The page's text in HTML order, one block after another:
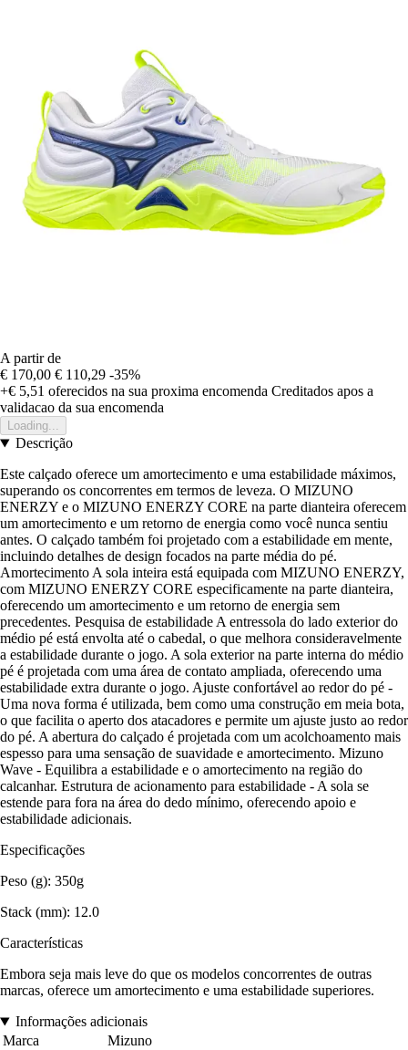
A partir de
€ 170,00 € 110,29 -35%
+€ 5,51 oferecidos na sua proxima encomenda Creditados apos a
validacao da sua encomenda
Loading...
Descrição
Este calçado oferece um amortecimento e uma estabilidade máximos,
superando os concorrentes em termos de leveza. O MIZUNO
ENERZY e o MIZUNO ENERZY CORE na parte dianteira oferecem
um amortecimento e um retorno de energia como você nunca sentiu
antes. O calçado também foi projetado com a estabilidade em mente,
incluindo detalhes de design focados na parte média do pé.
Amortecimento A sola inteira está equipada com MIZUNO ENERZY,
com MIZUNO ENERZY CORE especificamente na parte dianteira,
oferecendo um amortecimento e um retorno de energia sem
precedentes. Pesquisa de estabilidade A entressola do lado exterior do
médio pé está envolta até o cabedal, o que melhora consideravelmente
a estabilidade durante o jogo. A sola exterior na parte interna do médio
pé é projetada com uma área de contato ampliada, oferecendo uma
estabilidade extra durante o jogo. Ajuste confortável ao redor do pé -
Uma nova forma é utilizada, bem como uma construção em meia bota,
o que facilita o aperto dos atacadores e permite um ajuste justo ao redor
do pé. A abertura do calçado é projetada com um acolchoamento mais
espesso para uma sensação de suavidade e amortecimento. Mizuno
Wave - Equilibra a estabilidade e o amortecimento na região do
calcanhar. Estrutura de acionamento para estabilidade - A sola se
estende para fora na área do dedo mínimo, oferecendo apoio e
estabilidade adicionais.
Especificações
Peso (g): 350g
Stack (mm): 12.0
Características
Embora seja mais leve do que os modelos concorrentes de outras
marcas, oferece um amortecimento e uma estabilidade superiores.
Informações adicionais
Marca
Mizuno